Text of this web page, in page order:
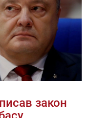
закон